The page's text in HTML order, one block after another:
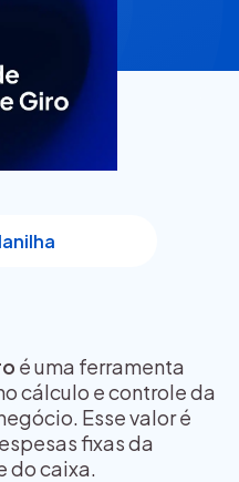
é uma ferramenta
cálculo e controle da
Esse valor é
fixas da
do caixa.